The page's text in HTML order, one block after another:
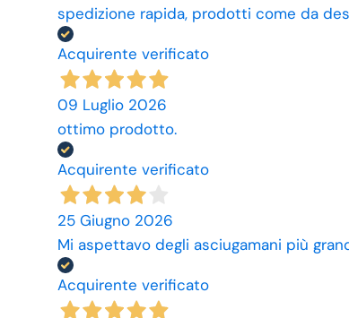
spedizione rapida, prodotti come da
Acquirente verificato
09 Luglio 2026
ottimo prodotto.
Acquirente verificato
25 Giugno 2026
Mi aspettavo degli asciugamani più
Acquirente verificato